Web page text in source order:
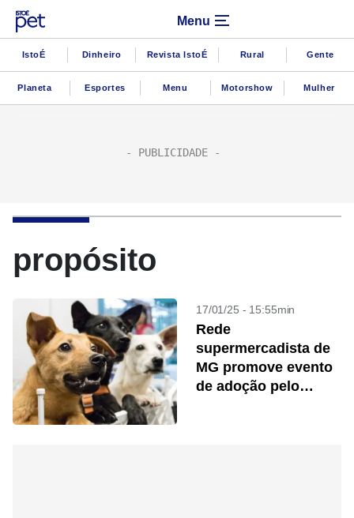
Menu
IstoÉ Dinheiro Revista IstoÉ Rural Gente
Planeta Esportes Menu Motorshow Mulher
propósito
17/01/25 - 15:55min
Rede
supermercadista de
MG promove evento
de adoção pelo